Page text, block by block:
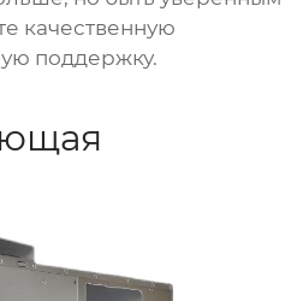
качественную
поддержку.